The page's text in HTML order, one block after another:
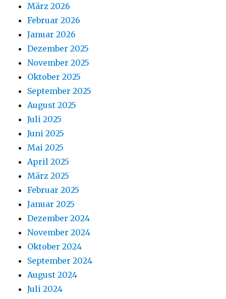
März 2026
Februar 2026
Januar 2026
Dezember 2025
November 2025
Oktober 2025
September 2025
August 2025
Juli 2025
Juni 2025
Mai 2025
April 2025
März 2025
Februar 2025
Januar 2025
Dezember 2024
November 2024
Oktober 2024
September 2024
August 2024
Juli 2024